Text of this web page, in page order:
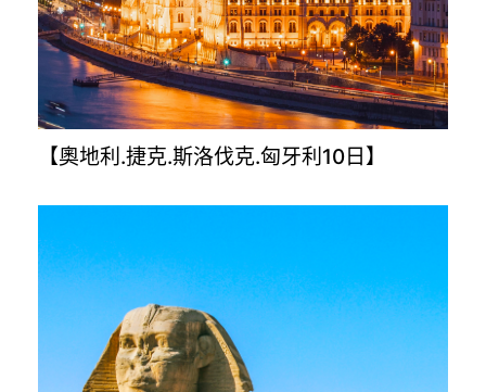
【奧地利.捷克.斯洛伐克.匈牙利10日】